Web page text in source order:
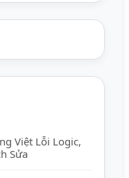
Việt Lỗi Logic,
Sửa